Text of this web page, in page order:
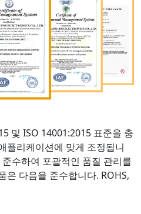
및 ISO 14001:2015 표준을 충
플리케이션에 맞게 조정됩니
수하여 포괄적인 품질 관리를
은 다음을 준수합니다. ROHS,